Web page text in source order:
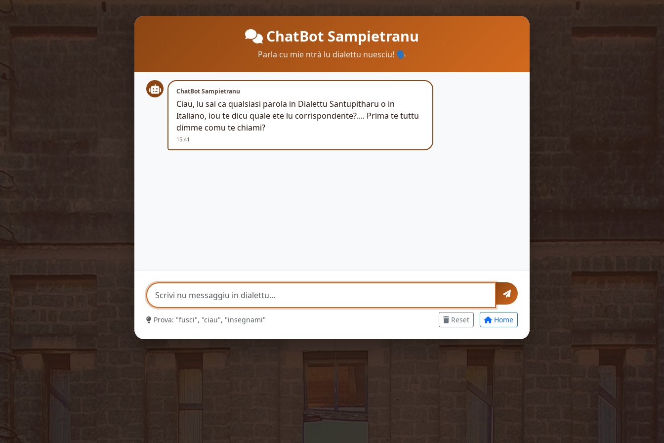
ChatBot Sampietranu
Parla cu mie ntrà lu dialettu nuesciu! 🗣️
ChatBot Sampietranu
Ciau, lu sai ca qualsiasi parola in Dialettu Santupitharu o in
Italiano, iou te dicu quale ete lu corrispondente?.... Prima te tuttu
dimme comu te chiami?
15:41
Prova: "fusci", "ciau", "insegnami" Reset Home